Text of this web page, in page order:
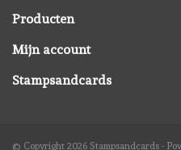
Gereedschap
Producten
Mijn account
Stampsandcards
© Copyright 2026 Stampsandcards -